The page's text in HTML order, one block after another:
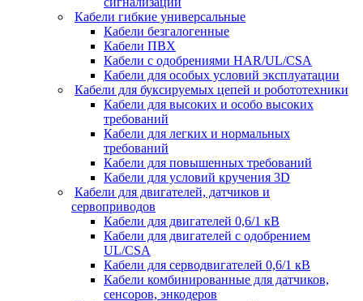
Кабели гибкие универсальные
Кабели безгалогенные
Кабели ПВХ
Кабели с одобрениями HAR/UL/CSA
Кабели для особых условий эксплуатации
Кабели для буксируемых цепей и робототехники
Кабели для высоких и особо высоких
требований
Кабели для легких и нормальных
требований
Кабели для повышенных требований
Кабели для условий кручения 3D
Кабели для двигателей, датчиков и
сервоприводов
Кабели для двигателей 0,6/1 кВ
Кабели для двигателей с одобрением
UL/CSA
Кабели для серводвигателей 0,6/1 кВ
Кабели комбинированные для датчиков,
cенсоров, энкодеров